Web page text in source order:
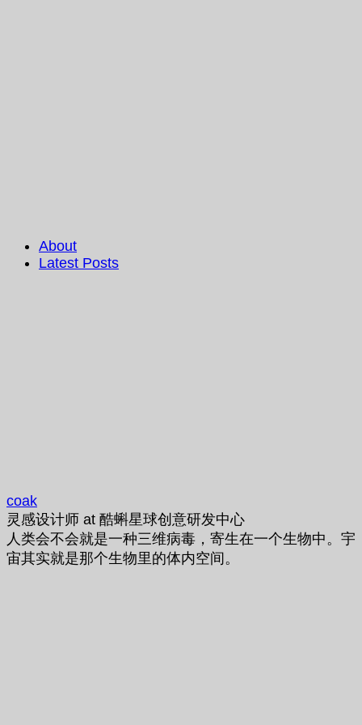
About
Latest Posts
coak
灵感设计师 at 酷蝌星球创意研发中心
人类会不会就是一种三维病毒，寄生在一个生物中。宇
宙其实就是那个生物里的体内空间。